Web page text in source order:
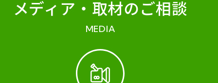
メディア・ 取材のご相談
MEDIA